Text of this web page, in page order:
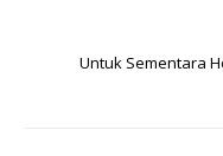
Untuk Sementara